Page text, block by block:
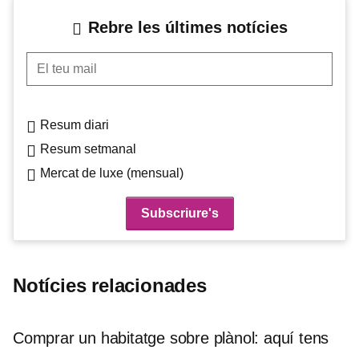
Rebre les últimes notícies
El teu mail
Resum diari
Resum setmanal
Mercat de luxe (mensual)
Notícies relacionades
Comprar un habitatge sobre plànol: aquí tens